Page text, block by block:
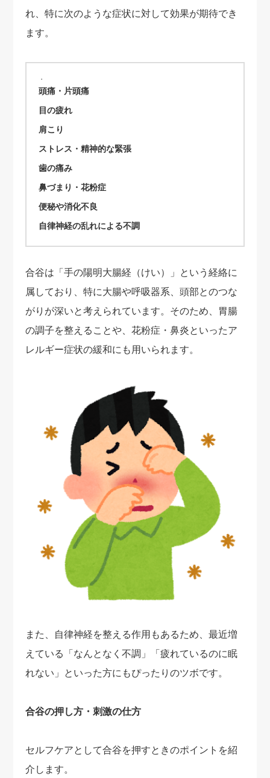
れ、特に次のような症状に対して効果が期待でき
ます。
頭痛・片頭痛
目の疲れ
肩こり
ストレス・精神的な緊張
歯の痛み
鼻づまり・花粉症
便秘や消化不良
自律神経の乱れによる不調
合谷は「手の陽明大腸経（けい）」という経絡に
属しており、特に大腸や呼吸器系、頭部とのつな
がりが深いと考えられています。そのため、胃腸
の調子を整えることや、花粉症・鼻炎といったア
レルギー症状の緩和にも用いられます。
また、自律神経を整える作用もあるため、最近増
えている「なんとなく不調」「疲れているのに眠
れない」といった方にもぴったりのツボです。
合谷の押し方・刺激の仕方
セルフケアとして合谷を押すときのポイントを紹
介します。